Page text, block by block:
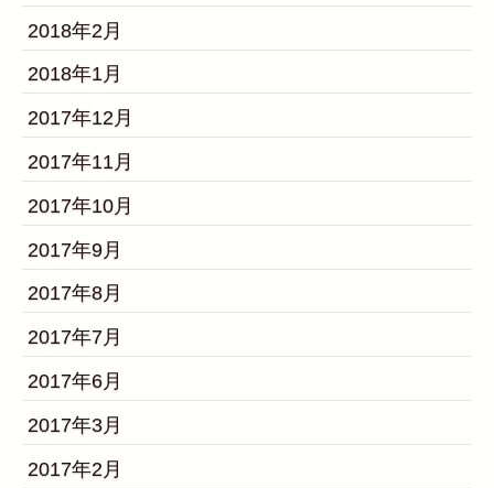
2018年2月
2018年1月
2017年12月
2017年11月
2017年10月
2017年9月
2017年8月
2017年7月
2017年6月
2017年3月
2017年2月